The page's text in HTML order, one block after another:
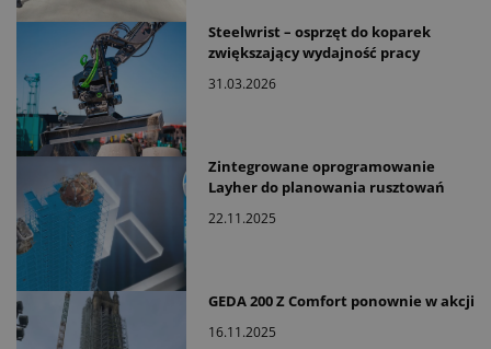
Steelwrist – osprzęt do koparek
zwiększający wydajność pracy
31.03.2026
Zintegrowane oprogramowanie
Layher do planowania rusztowań
22.11.2025
GEDA 200 Z Comfort ponownie w akcji
16.11.2025